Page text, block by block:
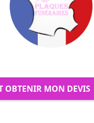
OBTENIR MON DEVIS